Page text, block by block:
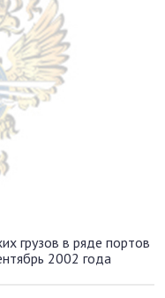
грузов в ряде портов
2002 года